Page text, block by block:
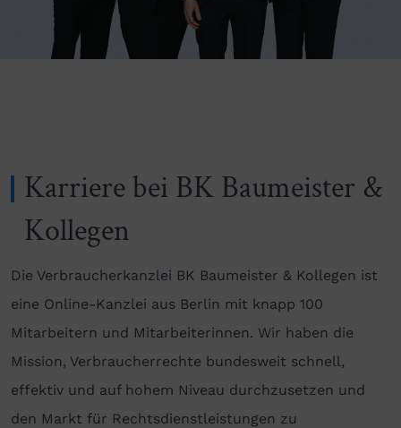
Karriere bei BK Baumeister &
Kollegen
Die Verbraucherkanzlei BK Baumeister & Kollegen ist
eine Online-Kanzlei aus Berlin mit knapp 100
Mitarbeitern und Mitarbeiterinnen. Wir haben die
Mission, Verbraucherrechte bundesweit schnell,
effektiv und auf hohem Niveau durchzusetzen und
den Markt für Rechtsdienstleistungen zu